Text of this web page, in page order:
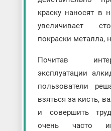
краску наносят в
увеличивает
покраски металла,
Почитав
эксплуатации
пользователи
взяться за кисть,
и совершить
очень часто